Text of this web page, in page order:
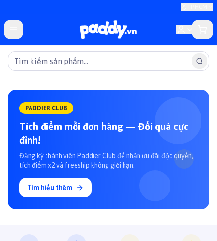
PADDIER CLUB
Tích điểm mỗi đơn hàng — Đổi quà cực
đỉnh!
Đăng ký thành viên Paddier Club để nhận ưu đãi độc quyền,
tích điểm x2 và freeship không giới hạn.
Tìm hiểu thêm